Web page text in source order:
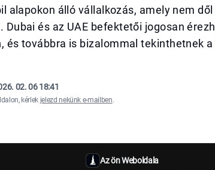
alapokon álló vállalkozás, amely nem
Dubai és az UAE befektetői jogosan
és továbbra is bizalommal tekinthetnek
02. 06 18:41
kérlek jelezd nekünk e-mailben.
Az ön Weboldala